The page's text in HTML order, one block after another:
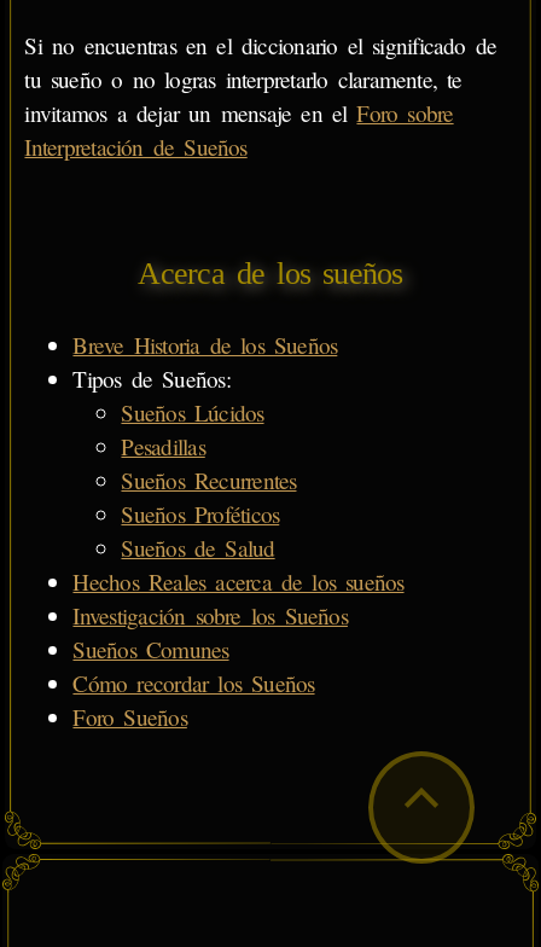
Si no encuentras en el diccionario el significado de
tu sueño o no logras interpretarlo claramente, te
invitamos a dejar un mensaje en elForo sobre
Interpretación de Sueños
Acerca de los sueños
Breve Historia de los Sueños
Tipos de Sueños:
Sueños Lúcidos
Pesadillas
Sueños Recurrentes
Sueños Proféticos
Sueños de Salud
Hechos Reales acerca de los sueños
Investigación sobre los Sueños
Sueños Comunes
Cómo recordar los Sueños
Foro Sueños